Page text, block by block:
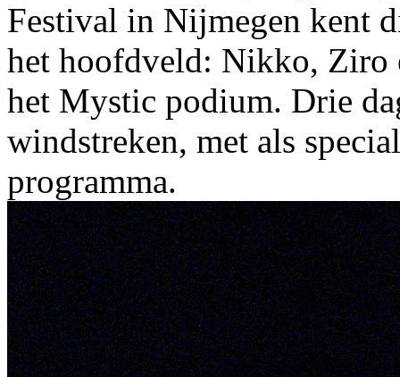
Festival in Nijmegen kent
het hoofdveld: Nikko, Ziro
het Mystic podium. Drie
windstreken, met als
programma.